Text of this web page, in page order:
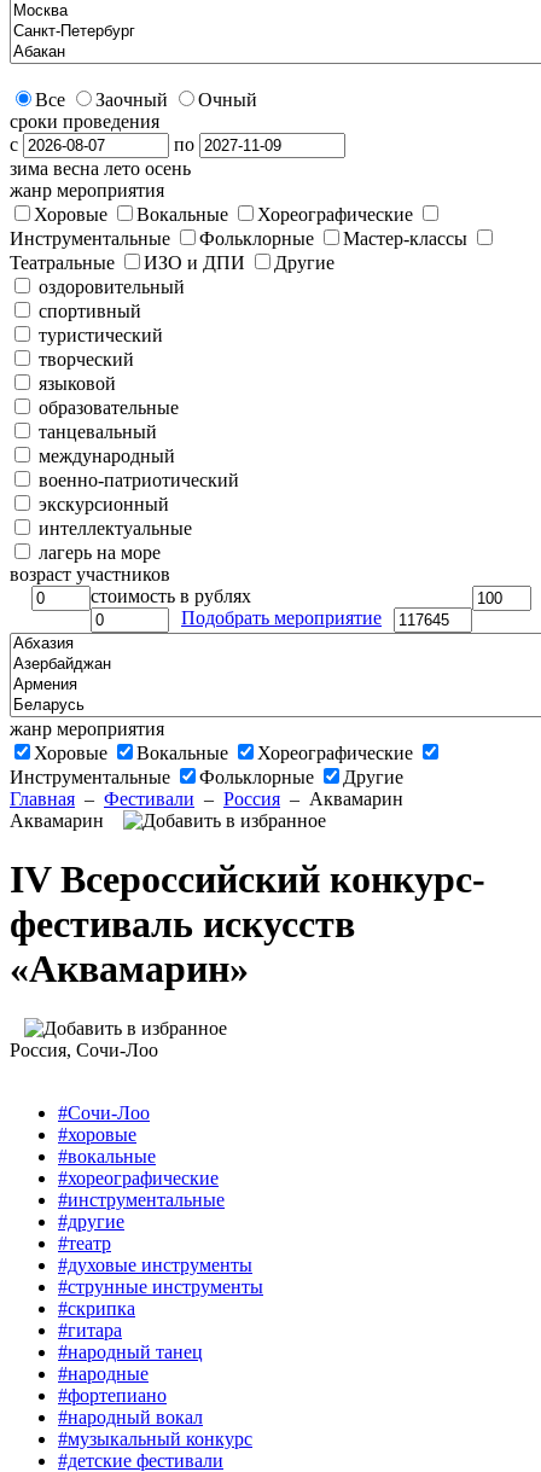
Все Заочный
Очный
сроки проведения
с
по
зима весна лето осень
жанр мероприятия
Хоровые
Вокальные
Хореографические
Инструментальные
Фольклорные
Мастер-классы
Театральные
ИЗО и ДПИ
Другие
оздоровительный
спортивный
туристический
творческий
языковой
образовательные
танцевальный
международный
военно-патриотический
экскурсионный
интеллектуальные
лагерь на море
возраст участников
стоимость в рублях
Подобрать мероприятие
жанр мероприятия
Хоровые
Вокальные
Хореографические
Инструментальные
Фольклорные
Другие
Главная – Фестивали – Россия – Аквамарин
Аквамарин
IV Всероссийский конкурс-
фестиваль искусств
«Аквамарин»
Россия, Сочи-Лоо
#Сочи-Лоо
#хоровые
#вокальные
#хореографические
#инструментальные
#другие
#театр
#духовые инструменты
#струнные инструменты
#скрипка
#гитара
#народный танец
#народные
#фортепиано
#народный вокал
#музыкальный конкурс
#детские фестивали